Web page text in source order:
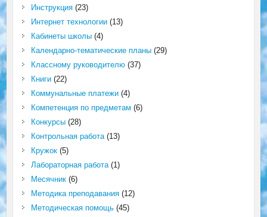
Инструкция(23)
Интернет технологии(13)
Кабинеты школы(4)
Календарно-тематические планы(29)
Классному руководителю(37)
Книги(22)
Коммунальные платежи(4)
Компетенция по предметам (6)
Конкурсы(28)
Контрольная работа(13)
Кружок(5)
Лабораторная работа(1)
Месячник(6)
Методика преподавания(12)
Методическая помощь(45)